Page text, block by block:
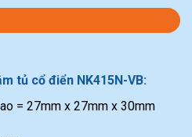
tủ cổ điển NK415N-VB:
= 27mm x 27mm x 30mm